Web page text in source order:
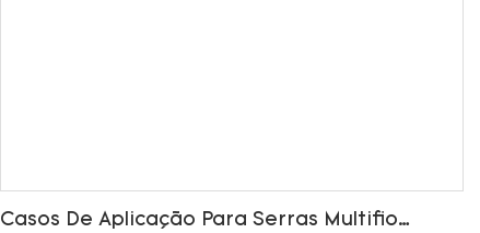
Casos De Aplicação Para Serras Multifio